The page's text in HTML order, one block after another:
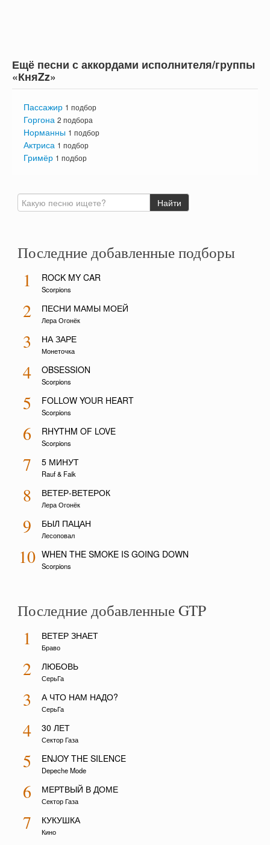
Ещё песни с аккордами исполнителя/группы
«КняZz»
Пассажир 1 подбор
Горгона 2 подбора
Норманны 1 подбор
Актриса 1 подбор
Гримёр 1 подбор
Последние добавленные подборы
1 ROCK MY CAR
Scorpions
2 ПЕСНИ МАМЫ МОЕЙ
Лера Огонёк
3 НА ЗАРЕ
Монеточка
4 OBSESSION
Scorpions
5 FOLLOW YOUR HEART
Scorpions
6 RHYTHM OF LOVE
Scorpions
7 5 МИНУТ
Rauf & Faik
8 ВЕТЕР-ВЕТЕРОК
Лера Огонёк
9 БЫЛ ПАЦАН
Лесоповал
10 WHEN THE SMOKE IS GOING DOWN
Scorpions
Последние добавленные GTP
1 ВЕТЕР ЗНАЕТ
Браво
2 ЛЮБОВЬ
СерьГа
3 А ЧТО НАМ НАДО?
СерьГа
4 30 ЛЕТ
Сектор Газа
5 ENJOY THE SILENCE
Depeche Mode
6 МЕРТВЫЙ В ДОМЕ
Сектор Газа
7 КУКУШКА
Кино